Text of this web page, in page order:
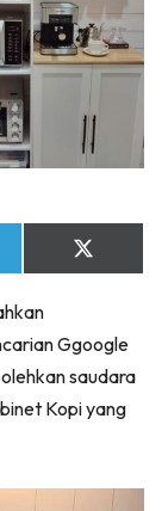
Share
on
Ggoogle
saudara
Kopi yang